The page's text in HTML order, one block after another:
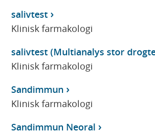
salivtest
Klinisk farmakologi
salivtest (Multianalys stor
Klinisk farmakologi
Sandimmun
Klinisk farmakologi
Sandimmun Neoral